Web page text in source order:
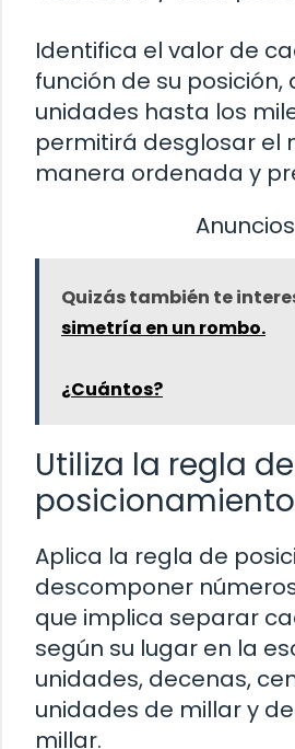
Identifica el valor de
función de su posición,
unidades hasta los
permitirá desglosar el
manera ordenada y
Anuncios
Quizás también te
simetría en un rombo.
¿Cuántos?
Utiliza la regla de
posicionamiento
Aplica la regla de
descomponer
que implica separar
según su lugar en la
unidades, decenas,
unidades de millar y
millar.